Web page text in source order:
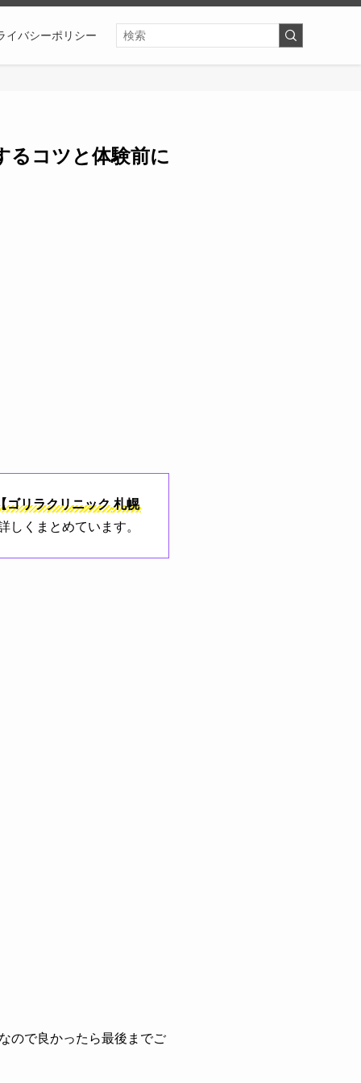
イバシーポリシー
るコツと体験前に
ゴリラクリニック 札幌
くまとめています。
ので良かったら最後までご